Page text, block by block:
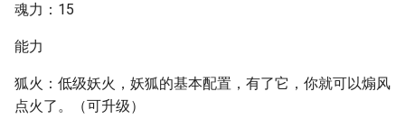
魂力：15
能力
狐火：低级妖火，妖狐的基本配置，有了它，你就可以煽风
点火了。（可升级）